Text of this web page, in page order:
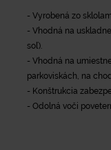
- Vyrobená zo
- Vhodná na
soľ).
- Vhodná na
parkoviskách, na
- Konštrukcia
- Odolná voči